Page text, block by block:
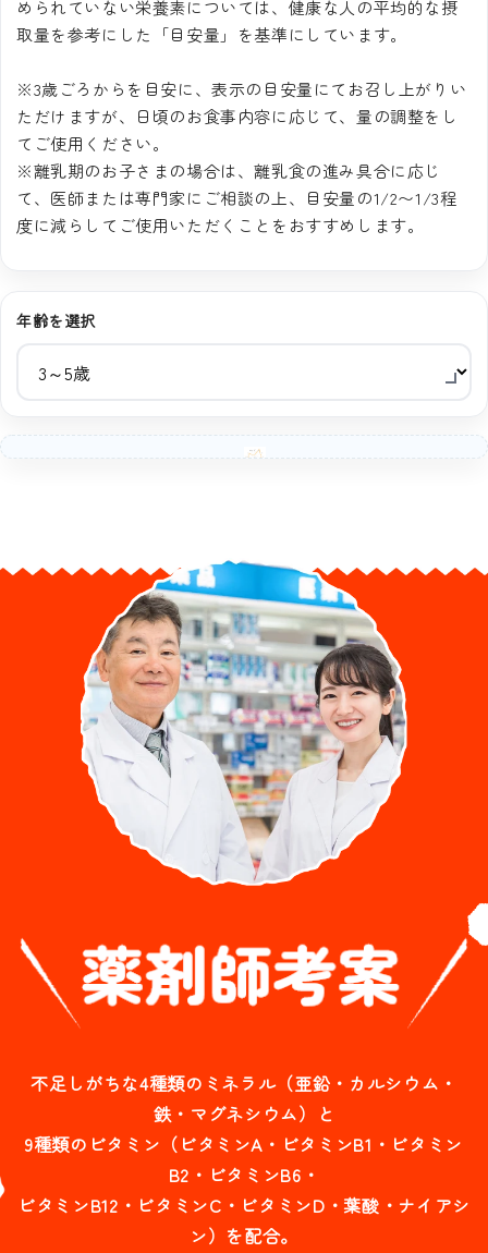
められていない栄養素については、健康な人の平均的な摂
取量を参考にした「目安量」を基準にしています。
※3歳ごろからを目安に、表示の目安量にてお召し上がりい
ただけますが、日頃のお食事内容に応じて、量の調整をし
てご使用ください。
※離乳期のお子さまの場合は、離乳食の進み具合に応じ
て、医師または専門家にご相談の上、目安量の1/2〜1/3程
度に減らしてご使用いただくことをおすすめします。
年齢を選択
不足しがちな4種類のミネラル（亜鉛・カルシウム・
鉄・マグネシウム）と
9種類のビタミン（ビタミンA・ビタミンB1・ビタミン
B2・ビタミンB6・
ビタミンB12・ビタミンC・ビタミンD・葉酸・ナイアシ
ン）を配合。